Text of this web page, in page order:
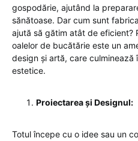
gospodărie, ajutând la
sănătoase. Dar cum sunt
ajută să gătim atât de eficient?
oalelor de bucătărie este un
design și artă, care culminează
estetice.
Proiectarea și Designul:
Totul începe cu o idee sau un